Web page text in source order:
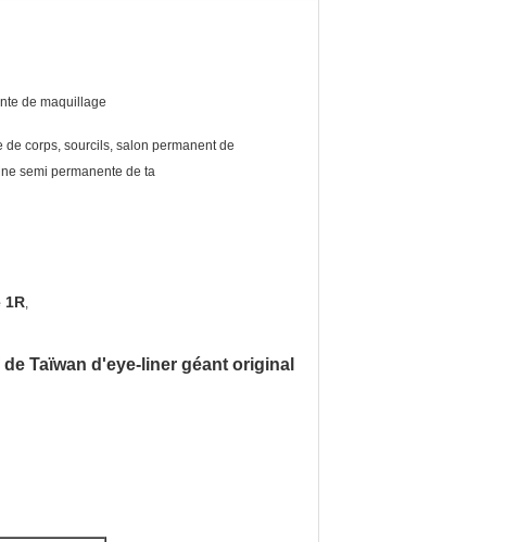
de maquillage
de corps, sourcils, salon permanent de
semi permanente de ta
1R,
Taïwan d'eye-liner géant original